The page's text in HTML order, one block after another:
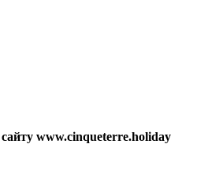
сайту www.cinqueterre.holiday